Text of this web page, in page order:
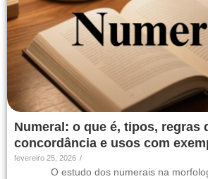
Numeral: o que é, tipos, regras
concordância e usos com
fevereiro 25, 2026 /
O estudo dos numerais na